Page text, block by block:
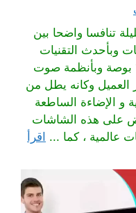
تنافسا واضحا بين
وبأحدث التقنيات
وبأحجام متنوعة تصل 140و 150 بوصة وبأنظمة صوت
العميل وكانه يطل من
و الإضاءة الساطعة
على هذه الشاشات
عالمية ، كما ... اقرأ